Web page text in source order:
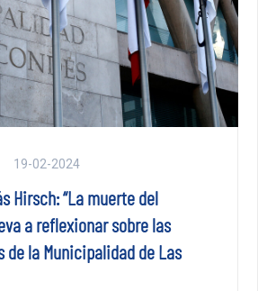
19-02-2024
Hirsch: “La muerte del
a reflexionar sobre las
de la Municipalidad de Las